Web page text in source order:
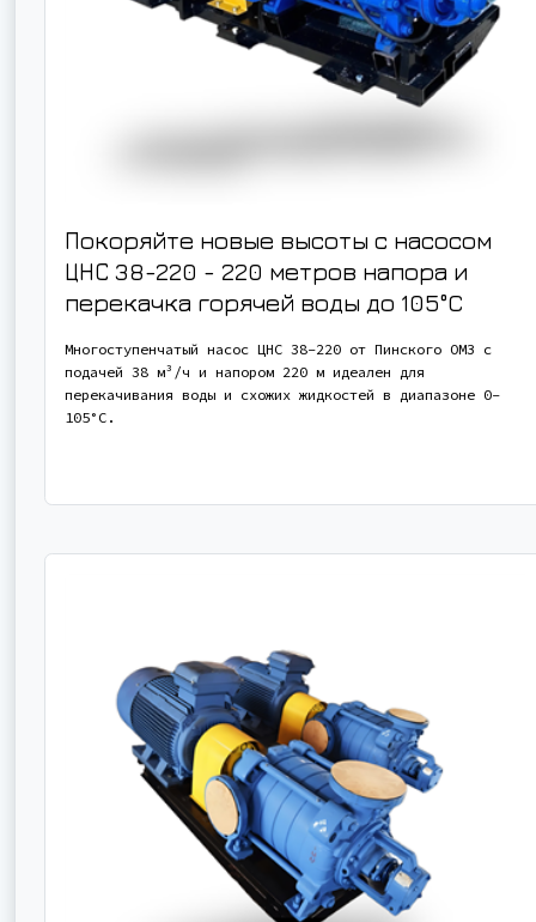
Покоряйте новые высоты с насосом
ЦНС 38-220 - 220 метров напора и
перекачка горячей воды до 105°C
Многоступенчатый насос ЦНС 38-220 от Пинского ОМЗ с
подачей 38 м³/ч и напором 220 м идеален для
перекачивания воды и схожих жидкостей в диапазоне 0-
105°C.